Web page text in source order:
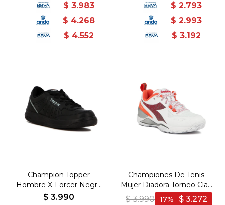
$ 3.983
$ 4.268
$ 4.552
$ 2.793
$ 2.993
$ 3.192
Champion Topper
Hombre X-Forcer Negro
Gris - Negro-Gris
$ 3.990
Championes De Tenis
Mujer Diadora Torneo Clay
- Blanco-Rojo
$ 3.990 $ 3.272
17